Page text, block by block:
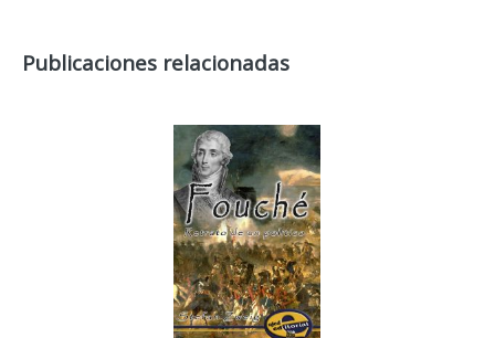
Publicaciones relacionadas